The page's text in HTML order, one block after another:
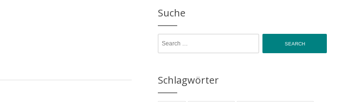
Suche
Schlagwörter